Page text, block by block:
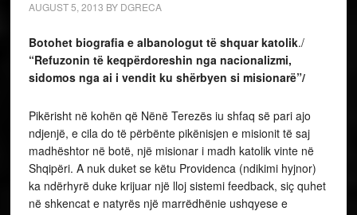
AUGUST 5, 2013 BY DGRECA
Botohet biografia e albanologut të shquar katolik./
“Refuzonin të keqpërdoreshin nga nacionalizmi,
sidomos nga ai i vendit ku shërbyen si misionarë”/
Pikërisht në kohën që Nënë Terezës iu shfaq së pari ajo
ndjenjë, e cila do të përbënte pikënisjen e misionit të saj
madhështor në botë, një misionar i madh katolik vinte në
Shqipëri. A nuk duket se këtu Providenca (ndikimi hyjnor)
ka ndërhyrë duke krijuar një lloj sistemi feedback, siç quhet
në shkencat e natyrës një marrëdhënie ushqyese e